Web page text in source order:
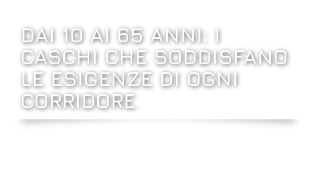
DAI 10 AI 65 ANNI: I
CASCHI CHE SODDISFANO
LE ESIGENZE DI OGNI
CORRIDORE